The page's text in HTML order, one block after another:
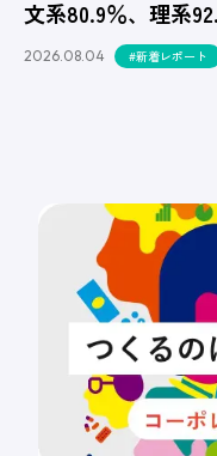
文系80.9％、理系
2026.08.04 #新着レポート